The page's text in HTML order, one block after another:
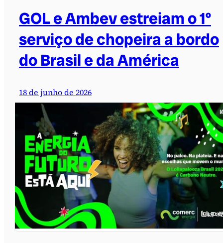
GOL e Ambev estreiam o 1º
serviço de chopeira a bordo
do Brasil e da América
18 de junho de 2026